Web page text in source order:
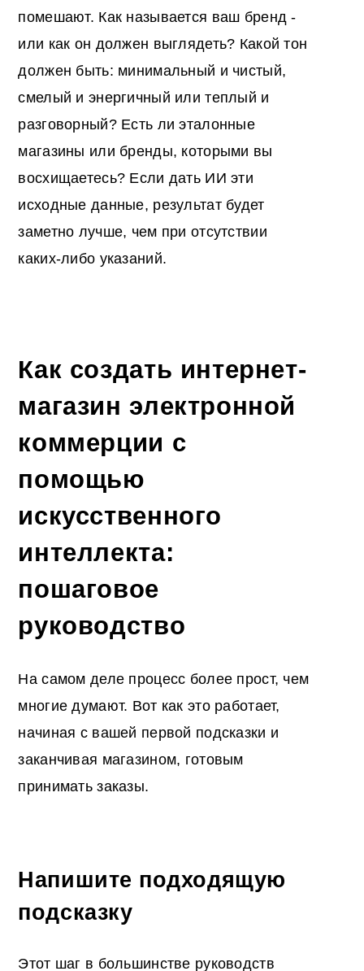
помешают. Как называется ваш бренд -
или как он должен выглядеть? Какой тон
должен быть: минимальный и чистый,
смелый и энергичный или теплый и
разговорный? Есть ли эталонные
магазины или бренды, которыми вы
восхищаетесь? Если дать ИИ эти
исходные данные, результат будет
заметно лучше, чем при отсутствии
каких-либо указаний.
Как создать интернет-
магазин электронной
коммерции с
помощью
искусственного
интеллекта:
пошаговое
руководство
На самом деле процесс более прост, чем
многие думают. Вот как это работает,
начиная с вашей первой подсказки и
заканчивая магазином, готовым
принимать заказы.
Напишите подходящую
подсказку
Этот шаг в большинстве руководств